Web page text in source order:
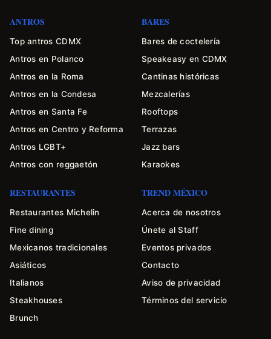
ANTROS
Top antros CDMX
Antros en Polanco
Antros en la Roma
Antros en la Condesa
Antros en Santa Fe
Antros en Centro y Reforma
Antros LGBT+
Antros con reggaetón
BARES
Bares de coctelería
Speakeasy en CDMX
Cantinas históricas
Mezcalerías
Rooftops
Terrazas
Jazz bars
Karaokes
RESTAURANTES
Restaurantes Michelin
Fine dining
Mexicanos tradicionales
Asiáticos
Italianos
Steakhouses
Brunch
TREND MÉXICO
Acerca de nosotros
Únete al Staff
Eventos privados
Contacto
Aviso de privacidad
Términos del servicio